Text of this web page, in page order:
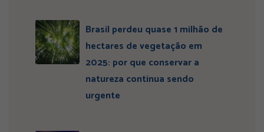
Brasil perdeu quase 1 milhão de
hectares de vegetação em
2025: por que conservar a
natureza continua sendo
urgente